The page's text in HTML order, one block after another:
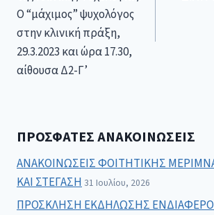
O “μάχιμος” ψυχολόγος
στην κλινική πράξη,
29.3.2023 και ώρα 17.30,
αίθουσα Δ2-Γ’
ΠΡΌΣΦΑΤΕΣ ΑΝΑΚΟΙΝΏΣΕΙΣ
ΑΝΑΚΟΙΝΩΣΕΙΣ ΦΟΙΤΗΤΙΚΗΣ
ΚΑΙ ΣΤΕΓΑΣΗ 31 Ιουλίου, 2026
ΠΡΟΣΚΛΗΣΗ ΕΚΔΗΛΩΣΗΣ